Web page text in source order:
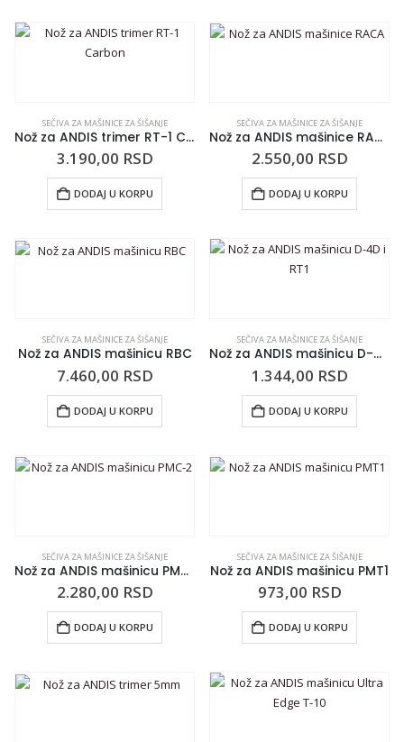
SEČIVA ZA MAŠINICE ZA ŠIŠANJE
Nož za ANDIS trimer RT-1 Carbon
3.190,00 RSD
DODAJ U KORPU
SEČIVA ZA MAŠINICE ZA ŠIŠANJE
Nož za ANDIS mašinice RACA
2.550,00 RSD
DODAJ U KORPU
SEČIVA ZA MAŠINICE ZA ŠIŠANJE
Nož za ANDIS mašinicu RBC
7.460,00 RSD
DODAJ U KORPU
SEČIVA ZA MAŠINICE ZA ŠIŠANJE
Nož za ANDIS mašinicu D-4D i RT1
1.344,00 RSD
DODAJ U KORPU
SEČIVA ZA MAŠINICE ZA ŠIŠANJE
Nož za ANDIS mašinicu PMC-2
2.280,00 RSD
DODAJ U KORPU
SEČIVA ZA MAŠINICE ZA ŠIŠANJE
Nož za ANDIS mašinicu PMT1
973,00 RSD
DODAJ U KORPU